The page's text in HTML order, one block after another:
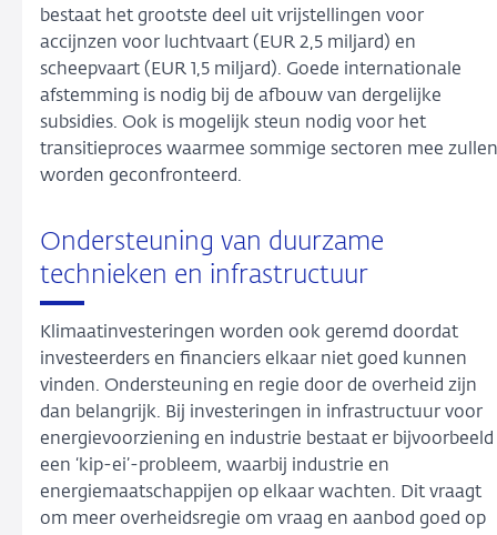
bestaat het grootste deel uit vrijstellingen voor
accijnzen voor luchtvaart (EUR 2,5 miljard) en
scheepvaart (EUR 1,5 miljard). Goede internationale
afstemming is nodig bij de afbouw van dergelijke
subsidies. Ook is mogelijk steun nodig voor het
transitieproces waarmee sommige sectoren mee zullen
worden geconfronteerd.
Ondersteuning van duurzame
technieken en infrastructuur
Klimaatinvesteringen worden ook geremd doordat
investeerders en financiers elkaar niet goed kunnen
vinden. Ondersteuning en regie door de overheid zijn
dan belangrijk. Bij investeringen in infrastructuur voor
energievoorziening en industrie bestaat er bijvoorbeeld
een ‘kip-ei’-probleem, waarbij industrie en
energiemaatschappijen op elkaar wachten. Dit vraagt
om meer overheidsregie om vraag en aanbod goed op